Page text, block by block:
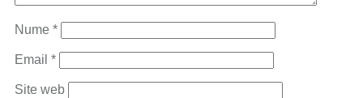
Nume *
Email *
Site web